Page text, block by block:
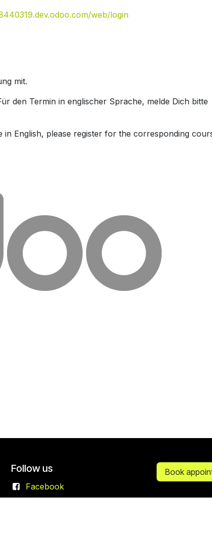
web/login
mit.
den Termin in englischer Sprache, melde Dich bitte
English, please register for the corresponding
Follow us
Facebook
Book